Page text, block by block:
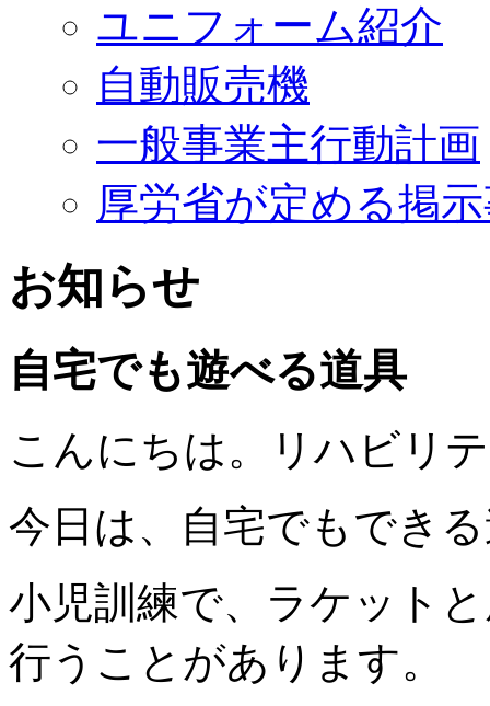
ユニフォーム紹介
自動販売機
一般事業主行動計画
厚労省が定める掲
お知らせ
自宅でも遊べる道具
こんにちは。リハビリ
今日は、自宅でもでき
小児訓練で、ラケット
行うことがあります。